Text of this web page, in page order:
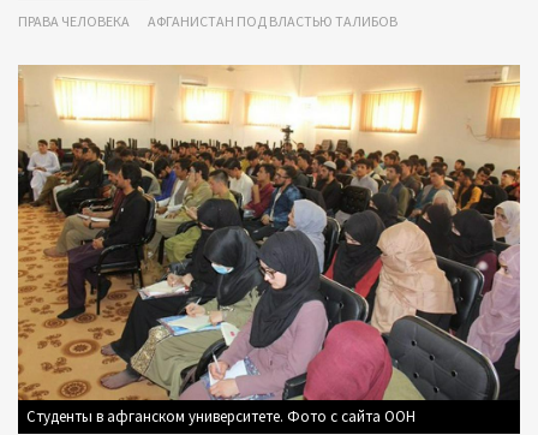
ПРАВА ЧЕЛОВЕКА АФГАНИСТАН ПОД ВЛАСТЬЮ ТАЛИБОВ
Студенты в афганском университете. Фото с сайта ООН